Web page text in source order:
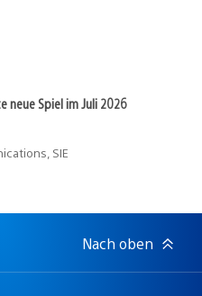
neue Spiel im Juli 2026
SIE
Nach oben